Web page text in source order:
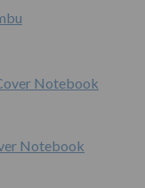
Notebook